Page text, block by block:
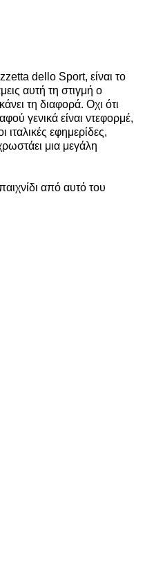
dello Sport, είναι το
αυτή τη στιγμή ο
τη διαφορά. Οχι ότι
γενικά είναι ντεφορμέ,
εφημερίδες,
μια μεγάλη
από αυτό του